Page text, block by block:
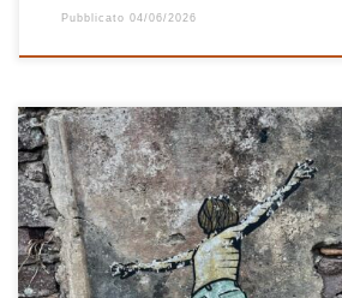
Pubblicato 04/06/2026
Un inizio è quello che mi fa pensare la foto
dell’isola di Capraia, tanti inizi invece
canzoni di questa playlist che è un piacere
Gente Intelligente… Dividevamo